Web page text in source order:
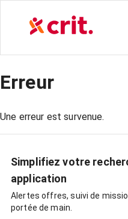
Erreur
Une erreur est survenue.
Simplifiez votre
application
Alertes offres, suivi de
portée de main.